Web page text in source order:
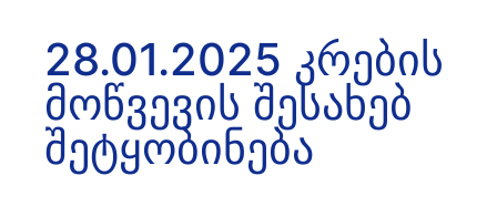
28.01.2025 კრების
მოწვევის შესახებ
შეტყობინება